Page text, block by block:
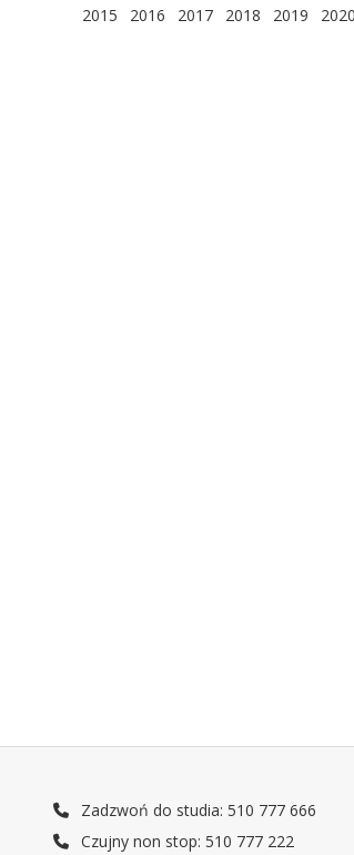
2015
2016 2017 2018 2019 2020
Zadzwoń do studia: 510 777 666
Czujny non stop: 510 777 222